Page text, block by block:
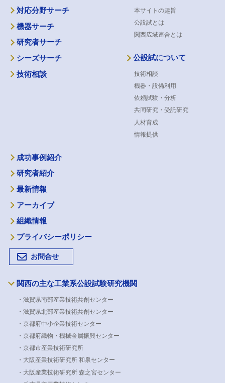
対応分野サーチ
機器サーチ
研究者サーチ
シーズサーチ
技術相談
本サイトの趣旨
公設試とは
関西広域連合とは
公設試について
技術相談
機器・設備利用
依頼試験・分析
共同研究・受託研究
人材育成
情報提供
成功事例紹介
研究者紹介
最新情報
アーカイブ
組織情報
プライバシーポリシー
お問合せ
関西の主な工業系公設試験研究機関
・滋賀県南部産業技術共創センター
・滋賀県北部産業技術共創センター
・京都府中小企業技術センター
・京都府織物・機械金属振興センター
・京都市産業技術研究所
・大阪産業技術研究所 和泉センター
・大阪産業技術研究所 森之宮センター